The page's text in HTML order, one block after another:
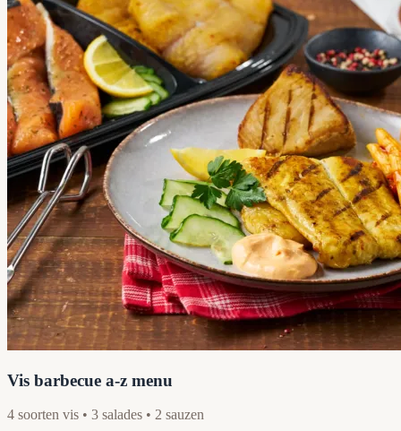
Vis barbecue a-z menu
4 soorten vis • 3 salades • 2 sauzen